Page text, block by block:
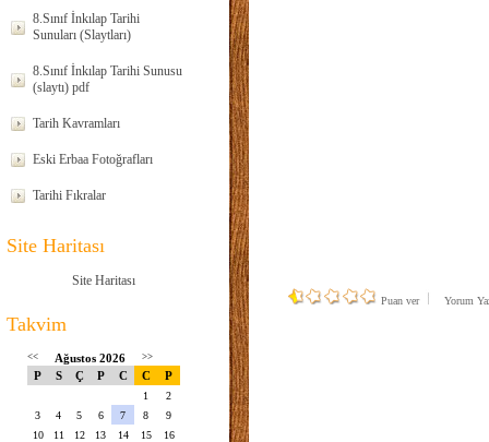
8.Sınıf İnkılap Tarihi
Sunuları (Slaytları)
8.Sınıf İnkılap Tarihi Sunusu
(slaytı) pdf
Tarih Kavramları
Eski Erbaa Fotoğrafları
Tarihi Fıkralar
Site Haritası
Site Haritası
Takvim
<< Ağustos 2026 >>
P S Ç P C C P
1
2
3
4 5 6 7 8
9
10
11 12 13 14 15
16
Puan ver Yorum